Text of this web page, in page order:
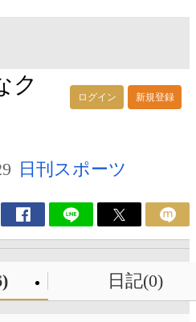
ログイン 新規登録
ク
日刊スポーツ
日記(0)